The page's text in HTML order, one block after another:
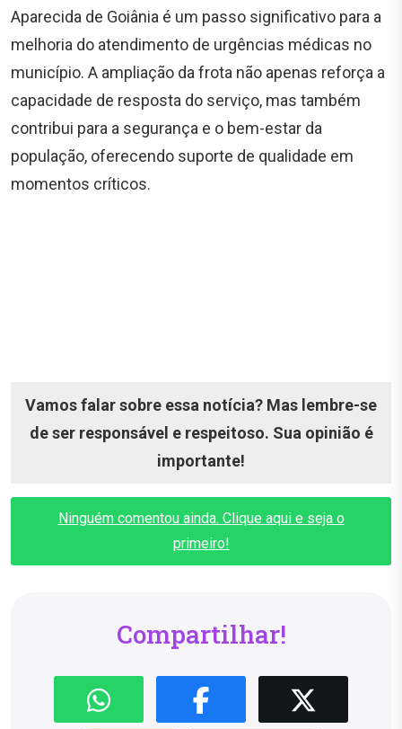
Aparecida de Goiânia é um passo significativo para a
melhoria do atendimento de urgências médicas no
município. A ampliação da frota não apenas reforça a
capacidade de resposta do serviço, mas também
contribui para a segurança e o bem-estar da
população, oferecendo suporte de qualidade em
momentos críticos.
Vamos falar sobre essa notícia? Mas lembre-se
de ser responsável e respeitoso. Sua opinião é
importante!
Ninguém comentou ainda. Clique aqui e seja o
primeiro!
Compartilhar!